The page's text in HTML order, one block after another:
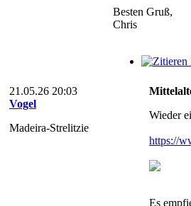
Besten Gruß,
Chris
21.05.26 20:03
Vogel
Madeira-Strelitzie
Wieder
https://
Es